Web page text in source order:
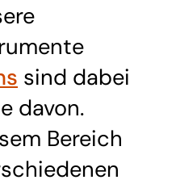
sind dabei
davon.
Bereich